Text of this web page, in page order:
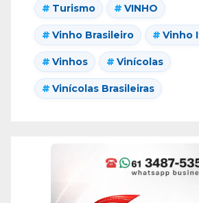
Turismo VINHO
Vinho Brasileiro Vinho
Vinhos Vinícolas
Vinícolas Brasileiras